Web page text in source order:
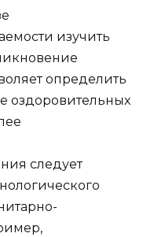
изучить
определить
оздоровительных
следует